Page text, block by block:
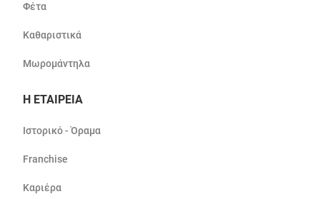
Φέτα
Καθαριστικά
Μωρομάντηλα
Η ΕΤΑΙΡΕΙΑ
Ιστορικό - Όραμα
Franchise
Καριέρα